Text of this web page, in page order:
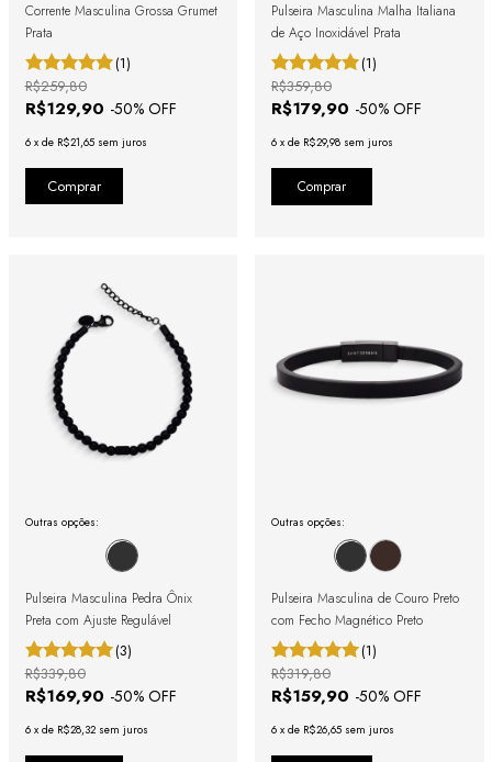
Corrente Masculina Grossa Grumet
Prata
(1)
R$129,90 -50% OFF
R$259,80
6 x de R$21,65 sem juros
Pulseira Masculina Malha Italiana
de Aço Inoxidável Prata
(1)
R$179,90 -50% OFF
R$359,80
6 x de R$29,98 sem juros
Comprar
Outras opções:
Pulseira Masculina Pedra Ônix
Preta com Ajuste Regulável
(3)
R$169,90 -50% OFF
R$339,80
6 x de R$28,32 sem juros
Outras opções:
Pulseira Masculina de Couro Preto
com Fecho Magnético Preto
(1)
R$159,90 -50% OFF
R$319,80
6 x de R$26,65 sem juros